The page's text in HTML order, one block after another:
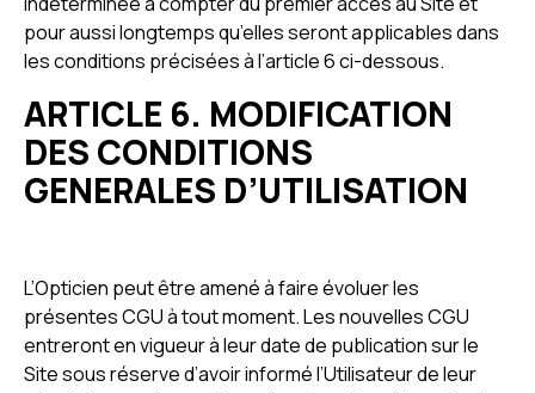
pour aussi longtemps qu’elles seront applicables dans
les conditions précisées à l’article 6 ci-dessous.
ARTICLE 6. MODIFICATION
DES CONDITIONS
GENERALES D’UTILISATION
L’Opticien peut être amené à faire évoluer les
présentes CGU à tout moment. Les nouvelles CGU
entreront en vigueur à leur date de publication sur le
Site sous réserve d’avoir informé l’Utilisateur de leur